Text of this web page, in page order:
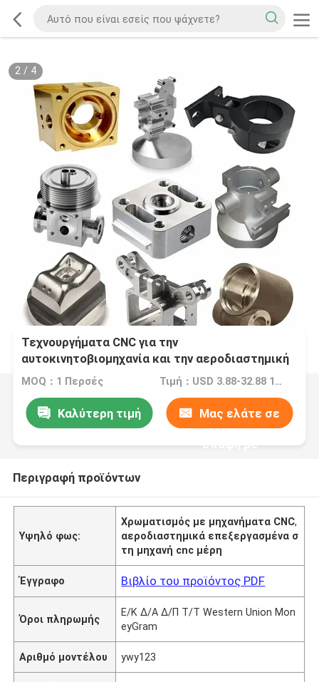
2/ 4
Τεχνουργήματα CNC για την
αυτοκινητοβιομηχανία και την αεροδιαστημική
βιομηχανία
MOQ：1 Περσές Τιμή：USD 3.88-32.88 1 Perch/Perches
Καλύτερη τιμή Μας ελάτε σε
επαφή με
Περιγραφή προϊόντων
Υψηλό φως:
Χρωματισμός με μηχανήματα CNC,
αεροδιαστημικά επεξεργασμένα σ
τη μηχανή cnc μέρη
Έγγραφο Βιβλίο του προϊόντος PDF
Όροι πληρωμής
Ε/Κ Δ/Α Δ/Π Τ/Τ Western Union Mon
eyGram
Αριθμό μοντέλου ywy123